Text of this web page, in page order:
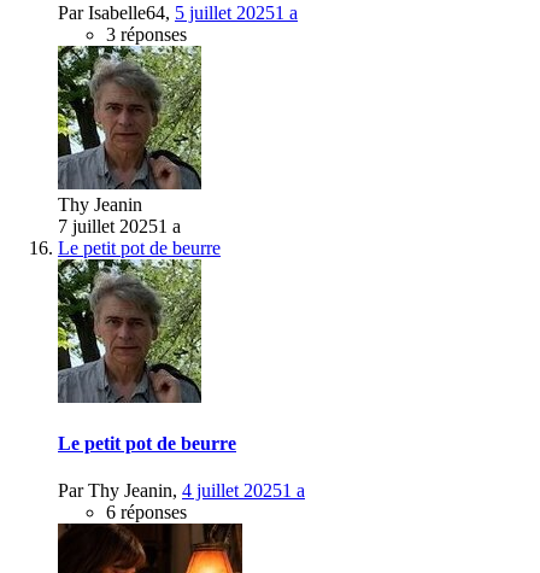
ParIsabelle64, 5 juillet 20251 a
3 réponses
Thy Jeanin
7 juillet 20251 a
Le petit pot de beurre
Le petit pot de beurre
ParThy Jeanin, 4 juillet 20251 a
6 réponses